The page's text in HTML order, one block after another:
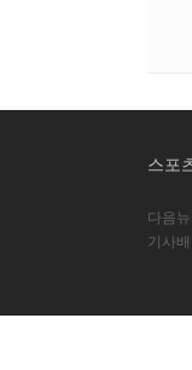
스포
다음
기사